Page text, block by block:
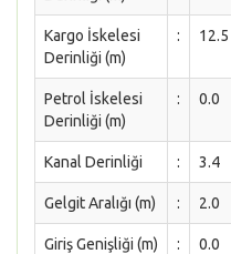
Kargo İskelesi
Derinliği (m)
: 12.5
Petrol İskelesi
Derinliği (m)
: 0.0
Kanal Derinliği : 3.4
Gelgit Aralığı (m) : 2.0
Giriş Genişliği (m) : 0.0